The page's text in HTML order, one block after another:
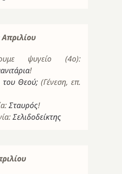
ψυγείο (4ο):
!
του Θεού; (Γένεση, επ.
Σταυρός!
Σελιδοδείκτης